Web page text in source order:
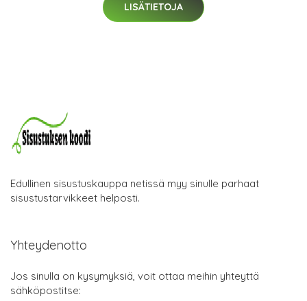
LISÄTIETOJA
Edullinen sisustuskauppa netissä myy sinulle parhaat
sisustustarvikkeet helposti.
Yhteydenotto
Jos sinulla on kysymyksiä, voit ottaa meihin yhteyttä
sähköpostitse: